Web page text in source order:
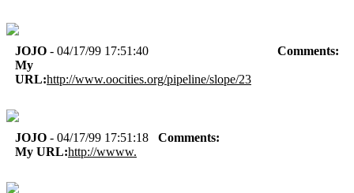
JOJO - 04/17/99 17:51:40
My
URL:http://www.oocities.org/pipeline/slope/23
Comments:
JOJO - 04/17/99 17:51:18
My URL:http://wwww.
Comments: